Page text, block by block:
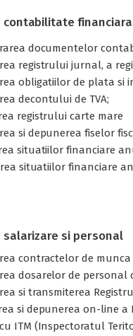
contabilitate financiara
documentelor
registrului jurnal, a
obligatiilor de plata si
decontului de TVA;
registrului carte mare
si depunerea fiselor
situatiilor financiare
situatiilor financiare
salarizare si personal
contractelor de
dosarelor de personal
si transmiterea
si depunerea on-line a
ITM (Inspectoratul